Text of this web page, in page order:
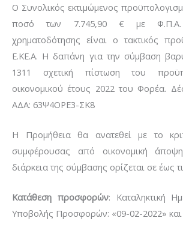
O Συνολικός εκτιμώμενος
ποσό των 7.745,90 € με Φ.Π.Α.
χρηματοδότησης είναι ο τακτικός
Ε.ΚΕ.Α. Η δαπάνη για την σύμβαση
1311 σχετική πίστωση του
οικονομικού έτους 2022 του Φορέα.
ΑΔΑ: 63Ψ4ΟΡΕ3-ΣΚ8
Η Προμήθεια θα ανατεθεί με το
συμφέρουσας από οικονομική
διάρκεια της σύμβασης ορίζεται σε έως
Κατάθεση προσφορών: Καταληκτική
Υποβολής Προσφορών: «09-02-2022»